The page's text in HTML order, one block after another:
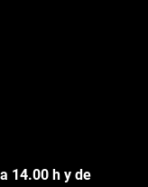
14.00 h y de